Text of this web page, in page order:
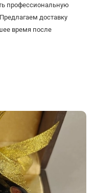
профессиональную
доставку
время после